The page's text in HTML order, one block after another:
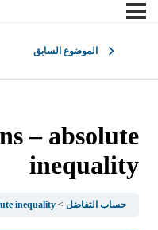
الموضوع السابق
– absolute
inequality
حساب التفاضل inequality